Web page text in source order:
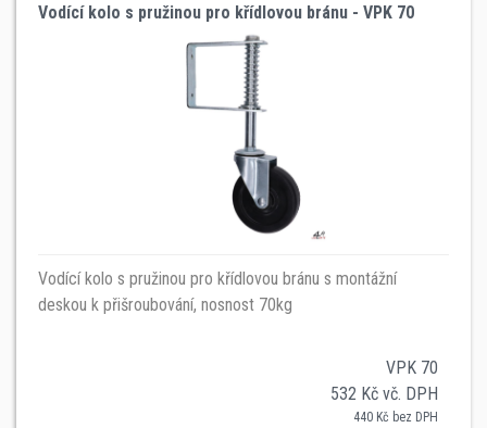
Vodící kolo s pružinou pro křídlovou bránu - VPK 70
Vodící kolo s pružinou pro křídlovou bránu s montážní
deskou k přišroubování, nosnost 70kg
VPK 70
532 Kč vč. DPH
440 Kč bez DPH